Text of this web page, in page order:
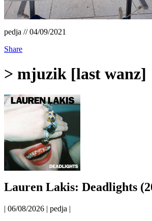
pedja // 04/09/2021
Share
> mjuzik [last wanz]
Lauren Lakis: Deadlights
| 06/08/2026 | pedja |